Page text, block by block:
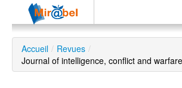
Le réseau
Soutien
Accueil / Revues /
Journal of intelligence, conflict and warfare